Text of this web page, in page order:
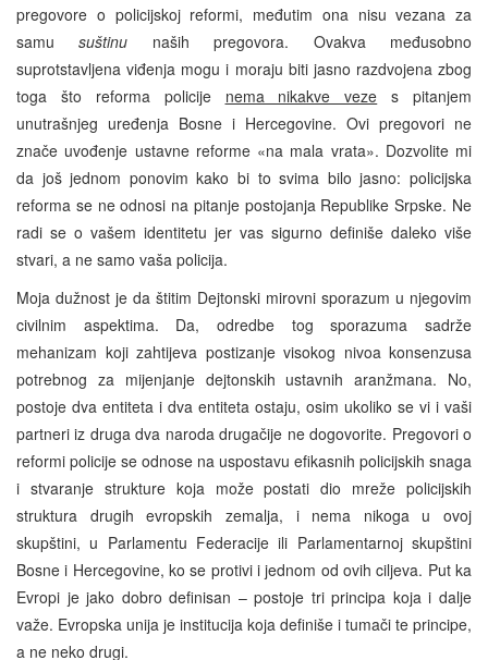
pregovore o policijskoj reformi, međutim ona nisu vezana za
samusuštinu naših pregovora. Ovakva međusobno
suprotstavljena viđenja mogu i moraju biti jasno razdvojena zbog
toga što reforma policije nema nikakve veze s pitanjem
unutrašnjeg uređenja Bosne i Hercegovine. Ovi pregovori ne
znače uvođenje ustavne reforme «na mala vrata». Dozvolite mi
da još jednom ponovim kako bi to svima bilo jasno: policijska
reforma se ne odnosi na pitanje postojanja Republike Srpske. Ne
radi se o vašem identitetu jer vas sigurno definiše daleko više
stvari, a ne samo vaša policija.
Moja dužnost je da štitim Dejtonski mirovni sporazum u njegovim
civilnim aspektima. Da, odredbe tog sporazuma sadrže
mehanizam koji zahtijeva postizanje visokog nivoa konsenzusa
potrebnog za mijenjanje dejtonskih ustavnih aranžmana. No,
postoje dva entiteta i dva entiteta ostaju, osim ukoliko se vi i vaši
partneri iz druga dva naroda drugačije ne dogovorite. Pregovori o
reformi policije se odnose na uspostavu efikasnih policijskih snaga
i stvaranje strukture koja može postati dio mreže policijskih
struktura drugih evropskih zemalja, i nema nikoga u ovoj
skupštini, u Parlamentu Federacije ili Parlamentarnoj skupštini
Bosne i Hercegovine, ko se protivi i jednom od ovih ciljeva. Put ka
Evropi je jako dobro definisan – postoje tri principa koja i dalje
važe. Evropska unija je institucija koja definiše i tumači te principe,
a ne neko drugi.